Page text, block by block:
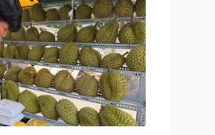
Công nghệ
Sành điệu
Tin Công nghệ
Trải nghiệm
Chuyển đổi số